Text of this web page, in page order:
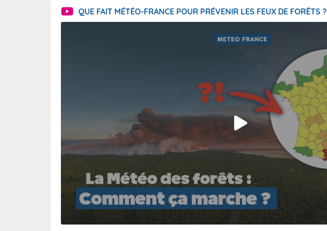
QUE FAIT MÉTÉO-FRANCE POUR PRÉVENIR LES FEUX DE FORÊTS ?